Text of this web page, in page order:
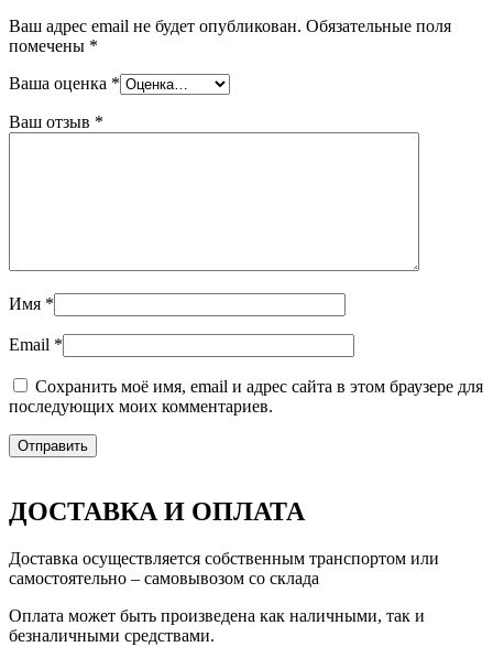
Ваш адрес email не будет опубликован. Обязательные поля
помечены *
Ваша оценка *
Ваш отзыв *
Имя *
Email *
Сохранить моё имя, email и адрес сайта в этом браузере для
последующих моих комментариев.
ДОСТАВКА И ОПЛАТА
Доставка осуществляется собственным транспортом или
самостоятельно – самовывозом со склада
Оплата может быть произведена как наличными, так и
безналичными средствами.